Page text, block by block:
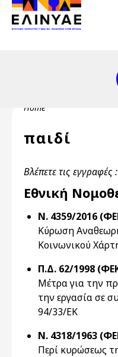
Skip to main content
Header Top 2
Header Top
Breadcrumb
Home
παιδί
Βλέπετε τις
Εθνική
Ν. 4359/2016
Κύρωση
Κοινωνικού
Π.Δ. 62/1998
Μέτρα για την
την εργασία σε
94/33/ΕΚ
Ν. 4318/1963
Περί κυρώσεως